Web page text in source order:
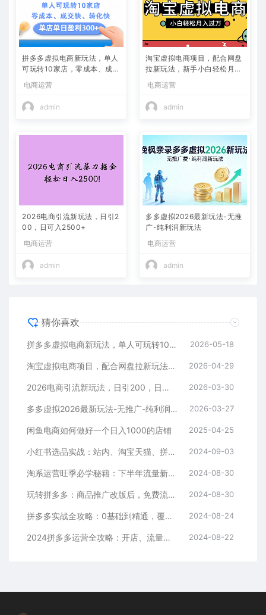
拼多多虚拟电商新玩法，单人
可玩转10家店，零成本、成交
快、转化快，单店单日可盈利
300+
电商运营
admin
淘宝虚拟电商项目，配合网盘
拉新玩法，新手小白轻松月入
过万，外面收费1980的项
目！
电商运营
admin
2026电商引流新玩法，日引2
00，日可入2500+
电商运营
admin
多多虚拟2026最新玩法-无推
广-纯利润新玩法
电商运营
admin
猜你喜欢
拼多多虚拟电商新玩法，单人可玩转10家店，零成本、成交快、转化快，单店单日可盈利300+ 2026-05-18
淘宝虚拟电商项目，配合网盘拉新玩法，新手小白轻松月入过万，外面收费1980的项目！ 2026-04-29
2026电商引流新玩法，日引200，日可入2500+ 2026-03-30
多多虚拟2026最新玩法-无推广-纯利润新玩法 2026-03-27
闲鱼电商如何做好一个日入1000的店铺 2025-04-25
小红书选品实战：站内、淘宝天猫、拼多多，多渠道选品策略 2024-09-03
淘系运营旺季必学秘籍：下半年流量新玩法：搜索+推荐全域收割（无水印） 2024-08-30
玩转拼多多：商品推广改版后，免费流量+货损策略打造爆款新法（无水印） 2024-08-30
拼多多实战全攻略：0基础到精通，覆盖选品、运营、推广、起款 2024-08-24
2024拼多多运营全攻略：开店、流量、营销、推广与商品发布技巧（无水印） 2024-08-22